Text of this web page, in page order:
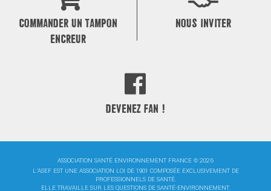
COMMANDER UN TAMPON
ENCREUR
NOUS INVITER
DEVENEZ FAN !
ASSOCIATION SANTÉ ENVIRONNEMENT FRANCE © 2026
L'ASEF EST UNE ASSOCIATION LOI DE 1901 COMPOSÉE EXCLUSIVEMENT DE
PROFESSIONNELS DE SANTÉ.
ELLE TRAVAILLE SUR LES QUESTIONS DE SANTÉ-ENVIRONNEMENT.